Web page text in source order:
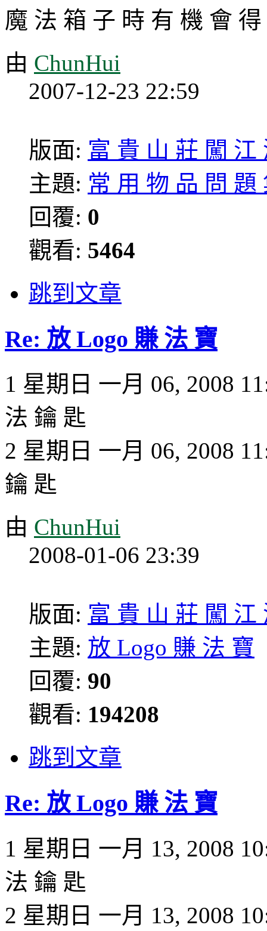
魔 法 箱 子 時 有 機 會
由 ChunHui
2007-12-23 22:59
版面: 富 貴 山 莊 闖 江
主題: 常 用 物 品 問 題
回覆: 0
觀看: 5464
跳到文章
Re: 放 Logo 賺 法 寶
1 星期日 一月 06, 2008
法 鑰 匙
2 星期日 一月 06, 2008
鑰 匙
由 ChunHui
2008-01-06 23:39
版面: 富 貴 山 莊 闖 江
主題: 放 Logo 賺 法 寶
回覆: 90
觀看: 194208
跳到文章
Re: 放 Logo 賺 法 寶
1 星期日 一月 13, 2008
法 鑰 匙
2 星期日 一月 13, 2008